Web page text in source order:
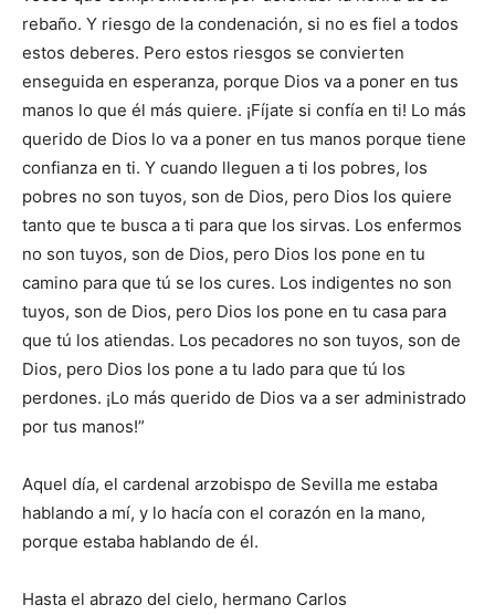
rebaño. Y riesgo de la condenación, si no es fiel a todos
estos deberes. Pero estos riesgos se convierten
enseguida en esperanza, porque Dios va a poner en tus
manos lo que él más quiere. ¡Fíjate si confía en ti! Lo más
querido de Dios lo va a poner en tus manos porque tiene
confianza en ti. Y cuando lleguen a ti los pobres, los
pobres no son tuyos, son de Dios, pero Dios los quiere
tanto que te busca a ti para que los sirvas. Los enfermos
no son tuyos, son de Dios, pero Dios los pone en tu
camino para que tú se los cures. Los indigentes no son
tuyos, son de Dios, pero Dios los pone en tu casa para
que tú los atiendas. Los pecadores no son tuyos, son de
Dios, pero Dios los pone a tu lado para que tú los
perdones. ¡Lo más querido de Dios va a ser administrado
por tus manos!”
Aquel día, el cardenal arzobispo de Sevilla me estaba
hablando a mí, y lo hacía con el corazón en la mano,
porque estaba hablando de él.
Hasta el abrazo del cielo, hermano Carlos